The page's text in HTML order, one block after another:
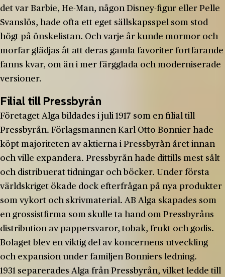
det var Barbie, He-Man, någon Disney-figur eller Pelle
Svanslös, hade ofta ett eget sällskapsspel som stod
högt på önskelistan. Och varje år kunde mormor och
morfar glädjas åt att deras gamla favoriter fortfarande
fanns kvar, om än i mer färgglada och moderniserade
versioner.
Filial till Pressbyrån
Företaget Alga bildades i juli 1917 som en filial till
Pressbyrån. Förlagsmannen Karl Otto Bonnier hade
köpt majoriteten av aktierna i Pressbyrån året innan
och ville expandera. Pressbyrån hade dittills mest sålt
och distribuerat tidningar och böcker. Under första
världskriget ökade dock efterfrågan på nya produkter
som vykort och skrivmaterial. AB Alga skapades som
en grossistfirma som skulle ta hand om Pressbyråns
distribution av pappersvaror, tobak, frukt och godis.
Bolaget blev en viktig del av koncernens utveckling
och expansion under familjen Bonniers ledning.
1931 separerades Alga från Pressbyrån, vilket ledde till